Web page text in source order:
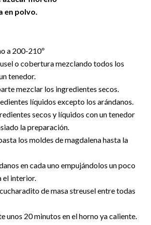
en polvo.
a 200-210º
o cobertura mezclando todos los
tenedor.
mezclar los ingredientes secos.
líquidos excepto los arándanos.
secos y líquidos con un tenedor
la preparación.
los moldes de magdalena hasta la
en cada uno empujándolos un poco
el interior.
de masa streusel entre todas
unos 20 minutos en el horno ya caliente.